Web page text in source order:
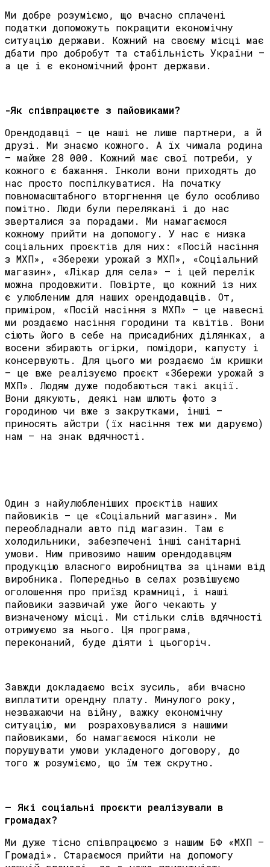
Ми добре розуміємо, що вчасно сплачені
податки допоможуть покращити економічну
ситуацію держави. Кожний на своєму місці має
дбати про добробут та стабільність України –
а це і є економічний фронт держави.
-Як співпрацюєте з пайовиками?
Орендодавці – це наші не лише партнери, а й
друзі. Ми знаємо кожного. А їх чимала родина
– майже 28 000. Кожний має свої потреби, у
кожного є бажання. Інколи вони приходять до
нас просто поспілкуватися. На початку
повномасштабного вторгнення це було особливо
помітно. Люди були перелякані і до нас
зверталися за порадами. Ми намагаємося
кожному прийти на допомогу. У нас є низка
соціальних проєктів для них: «Посій насіння
з МХП», «Збережи урожай з МХП», «Соціальний
магазин», «Лікар для села» – і цей перелік
можна продовжити. Повірте, що кожний із них
є улюбленим для наших орендодавців. От,
приміром, «Посій насіння з МХП» – це навесні
ми роздаємо насіння городини та квітів. Вони
сіють його в себе на присадибних ділянках, а
восени збирають огірки, помідори, капусту і
консервують. Для цього ми роздаємо їм кришки
– це вже реалізуємо проєкт «Збережи урожай з
МХП». Людям дуже подобаються такі акції.
Вони дякують, деякі нам шлють фото з
городиною чи вже з закрутками, інші –
приносять айстри (їх насіння теж ми даруємо)
нам – на знак вдячності.
Один з найулюбленіших проєктів наших
пайовиків – це «Соціальний магазин». Ми
переобладнали авто під магазин. Там є
холодильники, забезпечені інші санітарні
умови. Ним привозимо нашим орендодавцям
продукцію власного виробництва за цінами від
виробника. Попередньо в селах розвішуємо
оголошення про приїзд крамниці, і наші
пайовики зазвичай уже його чекають у
визначеному місці. Ми стільки слів вдячності
отримуємо за нього. Ця програма,
переконаний, буде діяти і цьогоріч.
Завжди докладаємо всіх зусиль, аби вчасно
виплатити орендну плату. Минулого року,
незважаючи на війну, важку економічну
ситуацію, ми розраховувалися з нашими
пайовиками, бо намагаємося ніколи не
порушувати умови укладеного договору, до
того ж розуміємо, що їм теж скрутно.
– Які соціальні проєкти реалізували в
громадах?
Ми дуже тісно співпрацюємо з нашим БФ «МХП –
Громаді». Стараємося прийти на допомогу